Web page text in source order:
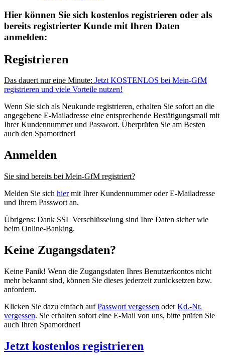
Hier können Sie sich kostenlos registrieren oder als
bereits registrierter Kunde mit Ihren Daten
anmelden:
Registrieren
Das dauert nur eine Minute: Jetzt KOSTENLOS bei Mein-GfM
registrieren und viele Vorteile nutzen!
Wenn Sie sich als Neukunde registrieren, erhalten Sie sofort an die
angegebene E-Mailadresse eine entsprechende Bestätigungsmail mit
Ihrer Kundennummer und Passwort. Überprüfen Sie am Besten
auch den Spamordner!
Anmelden
Sie sind bereits bei Mein-GfM registriert?
Melden Sie sich hiermit Ihrer Kundennummer oder E-Mailadresse
und Ihrem Passwort an.
Übrigens: Dank SSL Verschlüsselung sind Ihre Daten sicher wie
beim Online-Banking.
Keine Zugangsdaten?
Keine Panik! Wenn die Zugangsdaten Ihres Benutzerkontos nicht
mehr bekannt sind, können Sie dieses jederzeit zurücksetzen bzw.
anfordern.
Klicken Sie dazu einfach aufPasswort vergessen oderKd.-Nr.
vergessen. Sie erhalten sofort eine E-Mail von uns, bitte prüfen Sie
auch Ihren Spamordner!
Jetzt kostenlos registrieren